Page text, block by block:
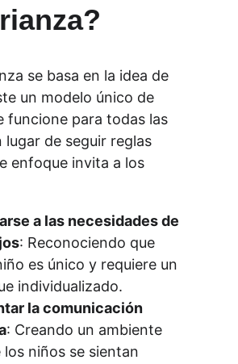
se basa en la idea de
un modelo único de
funcione para todas las
lugar de seguir reglas
enfoque invita a los
a las necesidades de
: Reconociendo que
es único y requiere un
individualizado.
la comunicación
: Creando un ambiente
los niños se sientan